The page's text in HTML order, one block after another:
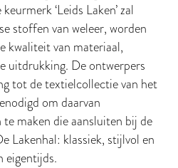
‘Leids Laken’ zal
stoffen van weleer, worden
kwaliteit van materiaal,
uitdrukking. De ontwerpers
tot de textielcollectie van het
om daarvan
te maken die aansluiten bij de
Lakenhal: klassiek, stijlvol en
eigentijds.